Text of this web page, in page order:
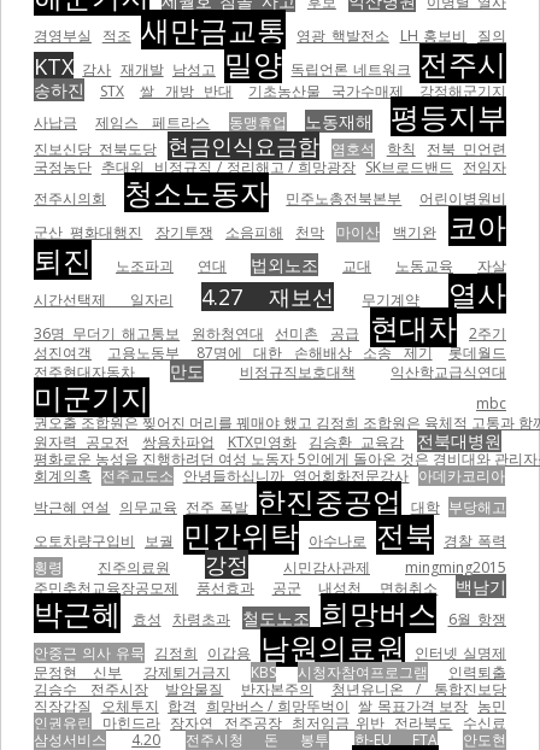
경영부실
적조 새만금교통 영광 핵발전소 LH 홍보비 질의
KTX 감사 재개발 남성고 밀양 독립언론 네트워크 전주시
송하진 STX 쌀 개방 반대 기초농산물 국가수매제
강정해군기지
사납금
제임스 페트라스 동맹휴업 노동재해 평등지부
진보신당 전북도당 현금인식요금함 염호석 학칙
전북 민언련
국정농단 추대위 비정규직 / 정리해고 / 희망광장 SK브로드밴드 전임자
전주시의회
청소노동자 민주노총전북본부
어린이병원비
군산 평화대행진
장기투쟁 소음피해 천막 마이산 백기완
코아
퇴진
노조파괴 연대 법외노조 교대 노동교육
자살
시간선택제 일자리
4.27 재보선 무기계약 열사
36명 무더기 해고통보 원하청연대 선미촌 공급 현대차 2주기
성진여객
고용노동부 87명에 대한 손해배상 소송 제기
롯데월드
전주현대자동차
만도 비정규직보호대책 익산학교급식연대
미군기지
mbc
권오출 조합원은 찢어진 머리를 꿰매야 했고 김정희 조합원은 육체적 고통과
원자력 공모전
쌍용차파업 KTX민영화 김승환 교육감 전북대병원
평화로운 농성을 진행하려던 여성 노동자 5인에게 돌아온 것은 경비대와 관
회계의혹 전주교도소 안녕들하십니까 영어회화전문강사 아데카코리아
박근혜 연설
의무교육 전주 폭발 한진중공업 대학 부당해고
오토차량구입비
보궐 민간위탁 아수나로 전북 경찰 폭력
횡령
진주의료원 강정 시민감사관제
mingming2015
주민추천교육장공모제
풍선효과 공군 내성천 면허취소 백남기
박근혜 효성 차령초과 철도노조 희망버스
6월 항쟁
안중근 의사 유묵 김정희 이갑용 남원의료원
인터넷 실명제
문정현 신부
강제퇴거금지 KBS 시청자참여프로그램
인력퇴출
김승수 전주시장
발암물질 반자본주의
청년유니온 / 통합진보당
직장갑질
오체투지 합격 희망버스 / 희망뚜벅이 쌀 목표가격 보장 농민
인권유린
마힌드라 장자연 전주공장 최저임금 위반 전라북도
수신료
삼성서비스
4.20 전주시청 돈 봉투 한-EU FTA 안도현